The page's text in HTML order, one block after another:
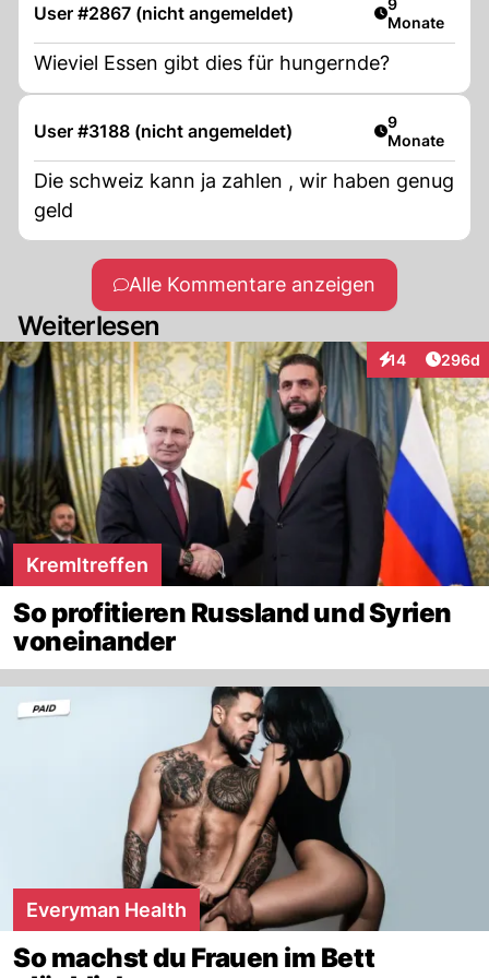
User #2867 (nicht angemeldet)
9
Monate
Wieviel Essen gibt dies für hungernde?
User #3188 (nicht angemeldet) Artikel
9
Monate
Die schweiz kann ja zahlen , wir haben genug
geld
Alle Kommentare anzeigen
Weiterlesen
14
Interaktionen
296d
Kremltreffen
So profitieren Russland und Syrien
voneinander
Everyman Health
So machst du Frauen im Bett